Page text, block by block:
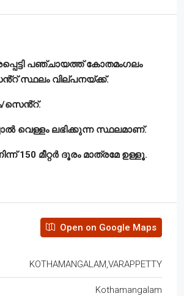
പഞ്ചായത്ത് കോതമംഗലം
സ്ഥലം വില്പനയ്ക്ക്.
സെൻ്റ്.
വെള്ളം ലഭിക്കുന്ന സ്ഥലമാണ്.
150 മീറ്റർ ദൂരം മാത്രമേ ഉള്ളൂ.
Open on Google Maps
KOTHAMANGALAM,VARAPPETTY
Kothamangalam